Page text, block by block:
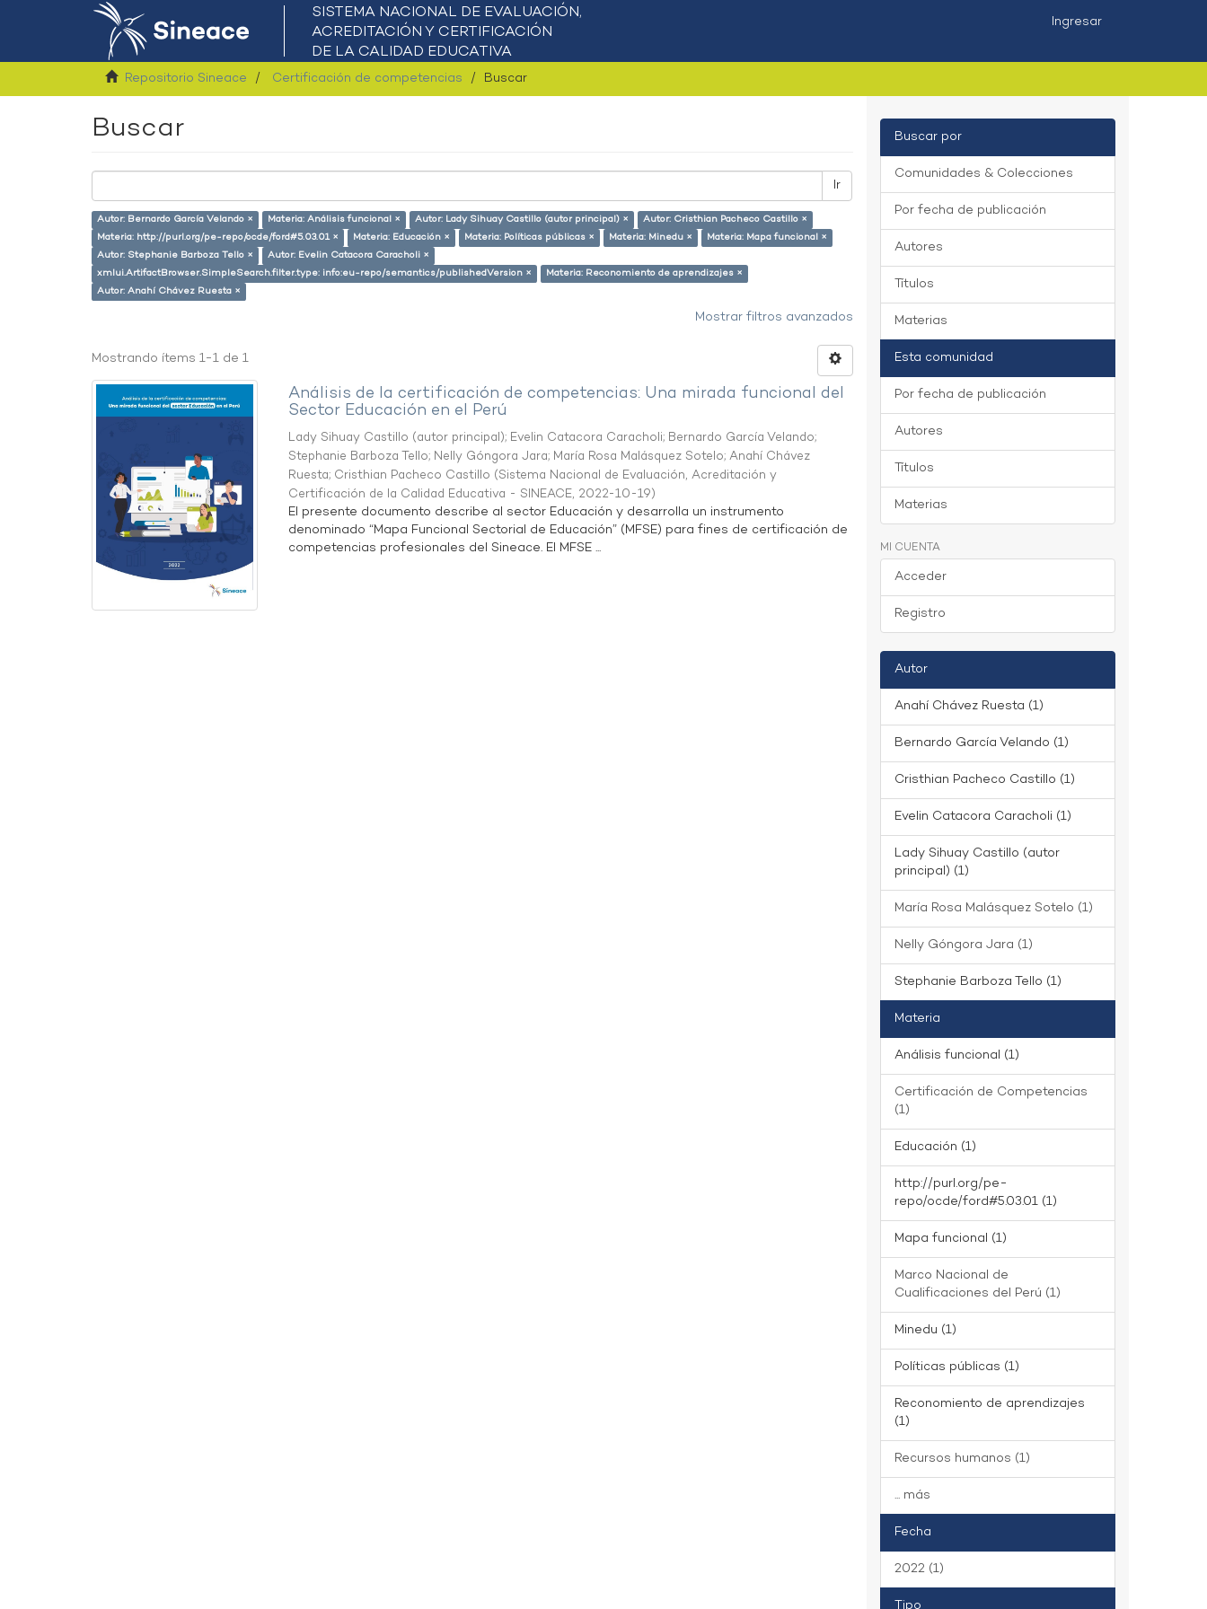
Ingresar
Repositorio Sineace Certificación de competencias Buscar
Buscar
Ir
Autor: Bernardo García Velando × Materia: Análisis funcional × Autor: Lady Sihuay Castillo (autor principal) ×
Autor: Cristhian Pacheco Castillo ×
Materia: http://purl.org/pe-repo/ocde/ford#5.03.01 ×
Materia: Educación × Materia: Políticas públicas × Materia: Minedu ×
Materia: Mapa funcional ×
Autor: Stephanie Barboza Tello ×
Autor: Evelin Catacora Caracholi ×
xmlui.ArtifactBrowser.SimpleSearch.filter.type: info:eu-repo/semantics/publishedVersion ×
Materia: Reconomiento de aprendizajes ×
Autor: Anahí Chávez Ruesta ×
Mostrar filtros avanzados
Mostrando ítems 1-1 de 1
Análisis de la certificación de competencias: Una mirada funcional del
Sector Educación en el Perú
Lady Sihuay Castillo (autor principal); Evelin Catacora Caracholi; Bernardo García Velando;
Stephanie Barboza Tello; Nelly Góngora Jara; María Rosa Malásquez Sotelo;Anahí Chávez
Ruesta; Cristhian Pacheco Castillo (Sistema Nacional de Evaluación, Acreditación y
Certificación de la Calidad Educativa - SINEACE, 2022-10-19)
El presente documento describe al sector Educación y desarrolla un instrumento
denominado “Mapa Funcional Sectorial de Educación” (MFSE) para fines de certificación de
competencias profesionales del Sineace. El MFSE ...
Buscar por
Comunidades & Colecciones
Por fecha de publicación
Autores
Títulos
Materias
Esta comunidad
Por fecha de publicación
Autores
Títulos
Materias
MI CUENTA
Acceder
Registro
Autor
Anahí Chávez Ruesta (1)
Bernardo García Velando (1)
Cristhian Pacheco Castillo (1)
Evelin Catacora Caracholi (1)
Lady Sihuay Castillo (autor
principal) (1)
María Rosa Malásquez Sotelo (1)
Nelly Góngora Jara (1)
Stephanie Barboza Tello (1)
Materia
Análisis funcional (1)
Certificación de Competencias
(1)
Educación (1)
http://purl.org/pe-
repo/ocde/ford#5.03.01 (1)
Mapa funcional (1)
Marco Nacional de
Cualificaciones del Perú (1)
Minedu (1)
Políticas públicas (1)
Reconomiento de aprendizajes
(1)
Recursos humanos (1)
... más
Fecha
2022 (1)